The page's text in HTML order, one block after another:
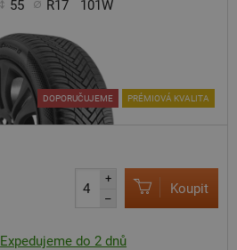
55 R17 101W
DOPORUČUJEME PRÉMIOVÁ KVALITA
+
–
Koupit
Expedujeme do 2 dnů